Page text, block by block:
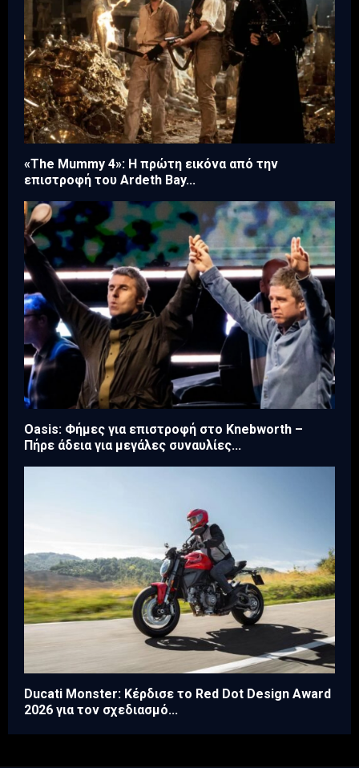
«The Mummy 4»: Η πρώτη εικόνα από την
επιστροφή του Ardeth Bay...
Oasis: Φήμες για επιστροφή στο Knebworth –
Πήρε άδεια για μεγάλες συναυλίες...
Ducati Monster: Κέρδισε το Red Dot Design Award
2026 για τον σχεδιασμό...